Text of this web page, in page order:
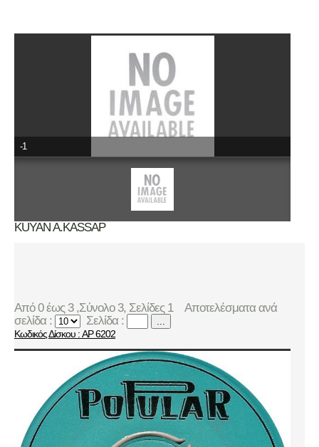
-1
KUYAN A.KASSAP
Από 0 έως 3 ,Σύνολο 3, Σελίδες 1
Αποτελέσματα ανά
σελίδα :
Σελίδα :
Κωδικός Δίσκου : AP 6202